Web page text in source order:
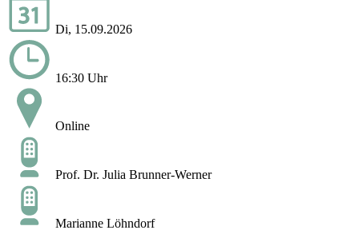
Di, 15.09.2026
16:30 Uhr
Online
Prof. Dr. Julia Brunner-Werner
Marianne Löhndorf